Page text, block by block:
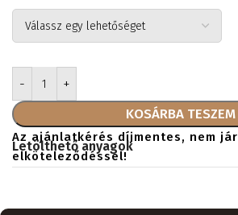
KOSÁRBA TESZEM
Az ajánlatkérés díjmentes, nem jár
elköteleződéssel!
Letölthető anyagok